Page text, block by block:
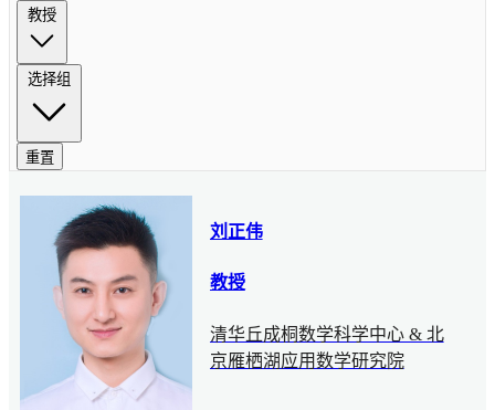
教授
选择组
重置
刘正伟
教授
清华丘成桐数学科学中心 & 北
京雁栖湖应用数学研究院